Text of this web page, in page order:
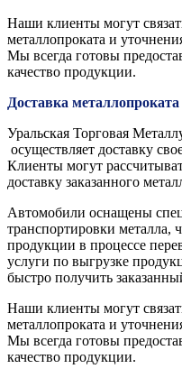
Наши клиенты могут
металлопроката и
Мы всегда готовы
качество продукции.
Доставка металлопроката
Уральская Торговая
осуществляет доставку
Клиенты могут
доставку заказанного
Автомобили оснащены
транспортировки металла,
продукции в процессе
услуги по выгрузке
быстро получить
Наши клиенты могут
металлопроката и
Мы всегда готовы
качество продукции.